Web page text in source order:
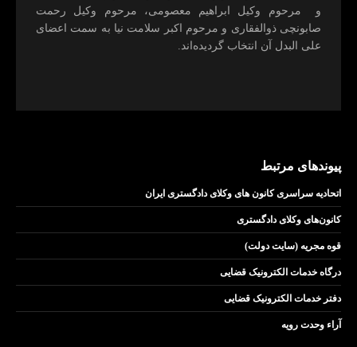
و مرحوم وکیل ابراهيم معصومی، مرحوم وکیل رحمت
صابونچی ذوالفقاری و مرحوم اكبر سلامت نيا به سمت اعضای
علی البدل آن انتخاب گرديده‌اند.
پیوندهای مرتبط
اتحادیه سراسری کانون های وکلای دادگستری ایران
کانون‌های وکلای دادگستری
قوه مجریه (سایت دولت)
درگاه خدمات الکترونیک قضایی
دفتر خدمات الکترونیک قضایی
آراء وحدت رویه